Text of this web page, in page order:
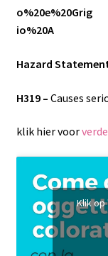
Hazard
H319 – Causes
klik hier voor
Klik op